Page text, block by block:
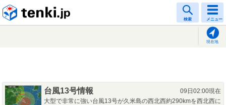
検索 メニュー
現在地
台風13号情報
09日02:00現在
大型で非常に強い台風13号が久米島の西北西約290kmを西北西に